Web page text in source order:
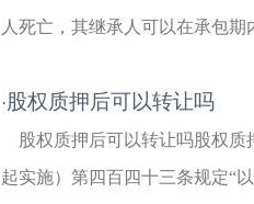
人死亡，其继承人可以在承包
·股权质押后可以转让吗
股权质押后可以转让吗股权质
起实施）第四百四十三条规定“